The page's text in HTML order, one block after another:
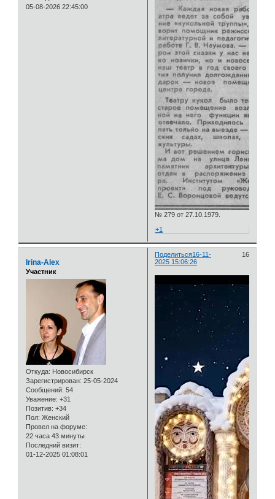
05-08-2026 22:45:00
№ 279 от 27.10.1979.
+1
Поделиться 16
16-11-
2025 15:06:26
Irina-Alex
Участник
Откуда: Новосибирск
Зарегистрирован: 25-05-2024
Сообщений: 54
Уважение: +31
Позитив: +34
Пол: Женский
Провел на форуме:
22 часа 43 минуты
Последний визит:
01-12-2025 01:08:01